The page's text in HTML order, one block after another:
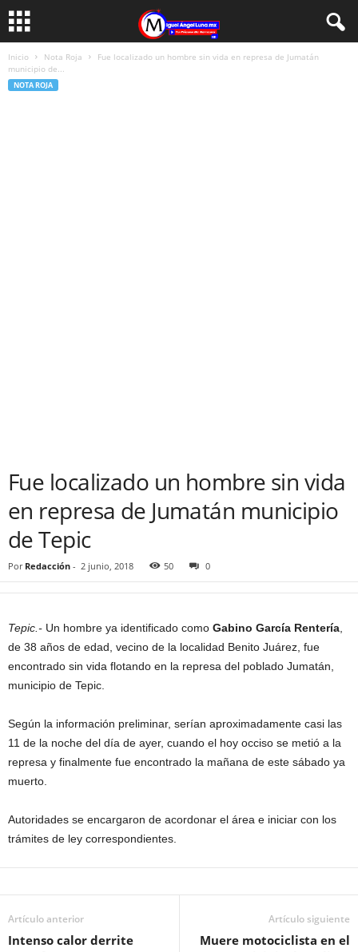
Inicio Nota Roja
Fue localizado un hombre sin vida en represa de Jumatán
municipio de...
NOTA ROJA
Fue localizado un hombre sin vida
en represa de Jumatán municipio
de Tepic
Por Redacción - 2 junio, 2018 50 0
Tepic.- Un hombre ya identificado como Gabino García Rentería
de 38 años de edad, vecino de la localidad Benito Juárez, fue
encontrado sin vida flotando en la represa del poblado Jumatán,
municipio de Tepic.
Según la información preliminar, serían aproximadamente casi las
11 de la noche del día de ayer, cuando el hoy occiso se metió a la
represa y finalmente fue encontrado la mañana de este sábado ya
muerto.
Autoridades se encargaron de acordonar el área e iniciar con los
trámites de ley correspondientes.
Artículo anterior
Intenso calor derrite
Artículo siguiente
Muere motociclista en el